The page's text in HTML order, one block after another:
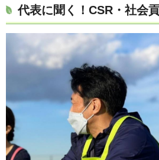
代表に聞く！CSR・社会